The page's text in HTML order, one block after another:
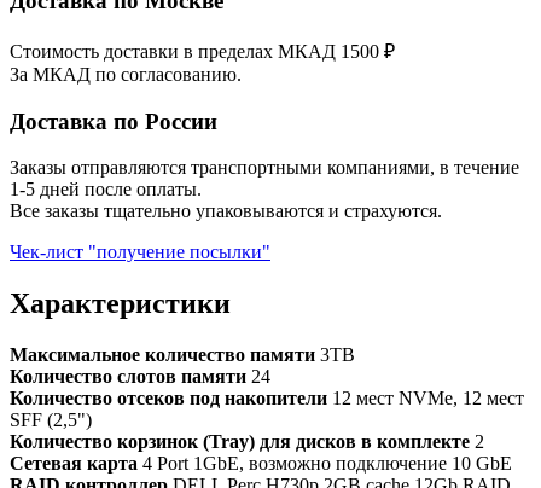
Стоимость доставки в пределах МКАД 1500 ₽
За МКАД по согласованию.
Доставка по России
Заказы отправляются транспортными компаниями, в течение
1-5 дней после оплаты.
Все заказы тщательно упаковываются и страхуются.
Чек-лист "получение посылки"
Характеристики
Максимальное количество памяти 3TB
Количество слотов памяти 24
Количество отсеков под накопители 12 мест NVMe, 12 мест
SFF (2,5")
Количество корзинок (Tray) для дисков в комплекте 2
Сетевая карта 4 Port 1GbE, возможно подключение 10 GbE